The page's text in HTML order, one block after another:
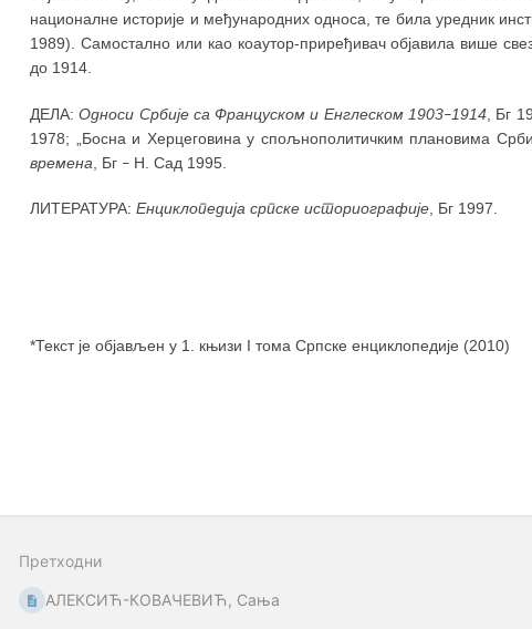
националне историје и међународних односа, те била уредник
1989). Самостално или као коаутор-приређивач објавила више
до 1914.
ДЕЛА:Односи Србије са Француском и Енглеском 1903–1914 , Бг
1978; „Босна и Херцеговина у спољнополитичким плановима
времена , Бг – Н. Сад 1995.
ЛИТЕРАТУРА: Енциклопедија српске историографије , Бг 1997.
*Текст је објављен у 1. књизи I тома Српске енциклопедије (2010)
Претходни
AЛЕКСИЋ-КОВАЧЕВИЋ, Сања